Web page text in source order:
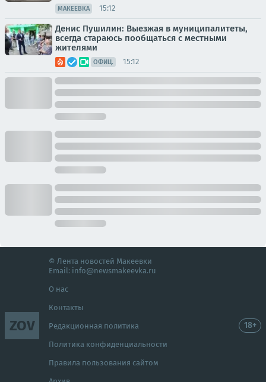
МАКЕЕВКА 15:12
Денис Пушилин: Выезжая в муниципалитеты,
всегда стараюсь пообщаться с местными
жителями
ОФИЦ. 15:12
ZOV
© Лента новостей Макеевки
Email: info@newsmakeevka.ru
О нас
Контакты
Редакционная политика
Политика конфиденциальности
Правила пользования сайтом
18+